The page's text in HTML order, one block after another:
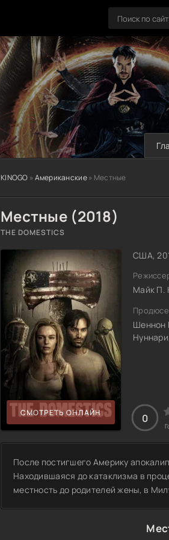
KINOGO » Американские» Местные
Местные (2018)
THE DOMESTICS
СМОТРЕТЬ ОНЛАЙН
США,
Майк П.
Шеннон
0
После постигшего Америку
Находившаяся до катаклизма в
местность до родителей жены, в